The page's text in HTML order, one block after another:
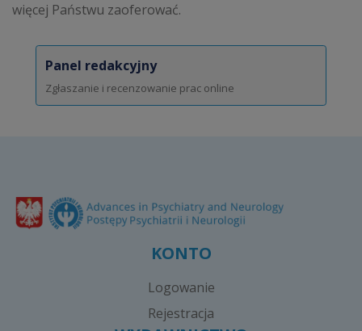
więcej Państwu zaoferować.
Panel redakcyjny
Zgłaszanie i recenzowanie prac online
KONTO
Logowanie
Rejestracja